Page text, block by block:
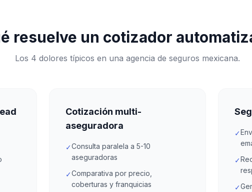
resuelve un cotizador
Los 4 dolores típicos en una agencia de seguros mexicana.
Cotización multi-
aseguradora
✓Consulta paralela a 5-10
aseguradoras
✓Comparativa por precio,
coberturas y franquicias
✓
✓
✓